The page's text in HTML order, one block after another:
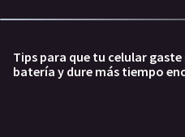
Tips para que tu celular gaste
batería y dure más tiempo